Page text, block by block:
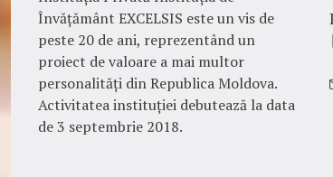
Învățământ EXCELSIS este un vis de
peste 20 de ani, reprezentând un
proiect de valoare a mai multor
personalități din Republica Moldova.
Activitatea instituției debutează la data
de 3 septembrie 2018.